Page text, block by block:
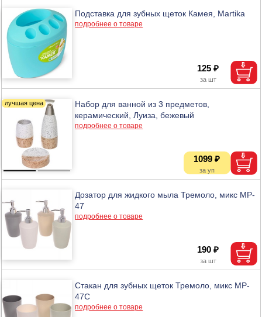
Подставка для зубных щеток Камея, Martika
подробнее о товаре
125 ₽
Набор для ванной из 3 предметов,
керамический, Луиза, бежевый
подробнее о товаре
1099 ₽
Дозатор для жидкого мыла Тремоло, микс MP-
47
подробнее о товаре
190 ₽
Стакан для зубных щеток Тремоло, микс MP-
47C
подробнее о товаре